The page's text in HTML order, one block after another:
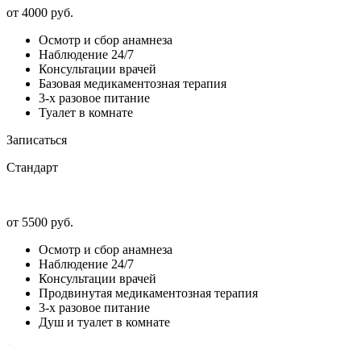
от 4000 руб.
Осмотр и сбор анамнеза
Наблюдение 24/7
Консультации врачей
Базовая медикаментозная терапия
3-х разовое питание
Туалет в комнате
Записаться
Стандарт
от 5500 руб.
Осмотр и сбор анамнеза
Наблюдение 24/7
Консультации врачей
Продвинутая медикаментозная терапия
3-х разовое питание
Душ и туалет в комнате